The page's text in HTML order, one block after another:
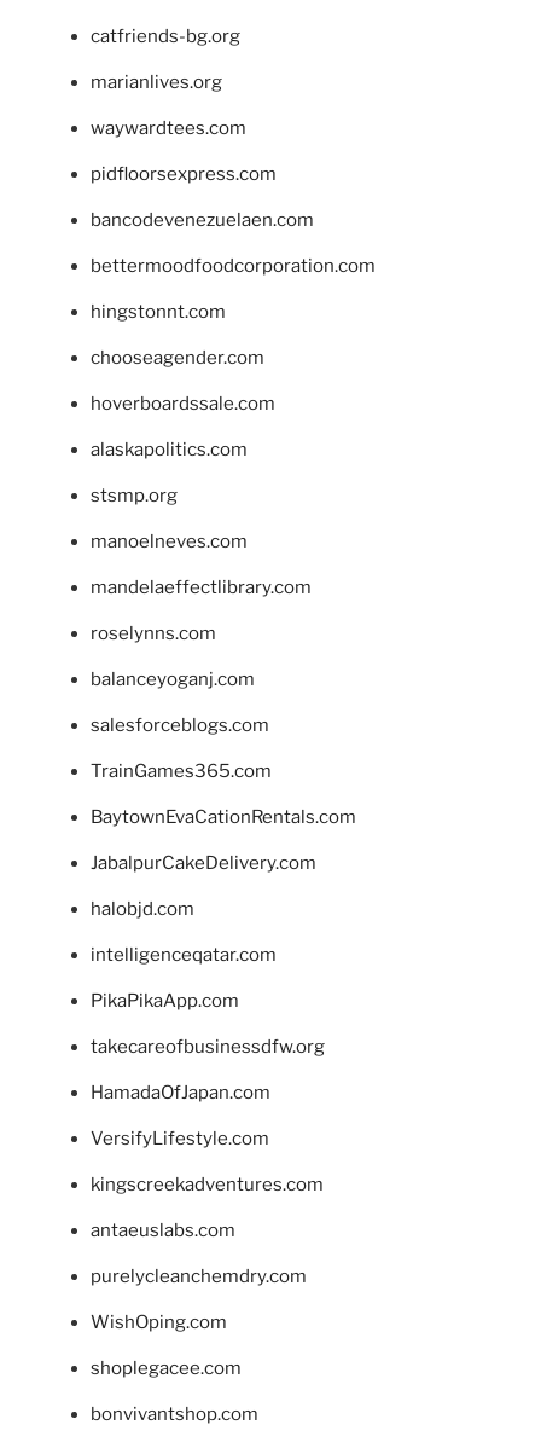
catfriends-bg.org
marianlives.org
waywardtees.com
pidfloorsexpress.com
bancodevenezuelaen.com
bettermoodfoodcorporation.com
hingstonnt.com
chooseagender.com
hoverboardssale.com
alaskapolitics.com
stsmp.org
manoelneves.com
mandelaeffectlibrary.com
roselynns.com
balanceyoganj.com
salesforceblogs.com
TrainGames365.com
BaytownEvaCationRentals.com
JabalpurCakeDelivery.com
halobjd.com
intelligenceqatar.com
PikaPikaApp.com
takecareofbusinessdfw.org
HamadaOfJapan.com
VersifyLifestyle.com
kingscreekadventures.com
antaeuslabs.com
purelycleanchemdry.com
WishOping.com
shoplegacee.com
bonvivantshop.com